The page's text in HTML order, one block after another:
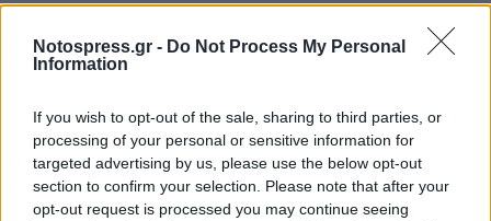
Notospress.gr - Do Not Process My Personal
Information
If you wish to opt-out of the sale, sharing to third parties, or
processing of your personal or sensitive information for
targeted advertising by us, please use the below opt-out
section to confirm your selection. Please note that after your
opt-out request is processed you may continue seeing
στο «νήμα» του Ακάδημου με 57-56 και
παρέμεινε στην 5η θέση της βαθμολογίας.
Αντίθετα, ο Λακωνικός Κρόνος, παρ’ ότι
κατέβαλλε μεγάλη προσπάθεια, γνώρισε την
ήττα από τον Πολύβιο στη Μεγαλόπολη με σκορ
70-68 και βρίσκεται στην τελευταία θέση στον
πίνακα.